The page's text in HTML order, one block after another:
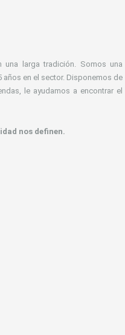
una larga tradición. Somos una
años en el sector. Disponemos de
le ayudamos a encontrar el
nos definen.